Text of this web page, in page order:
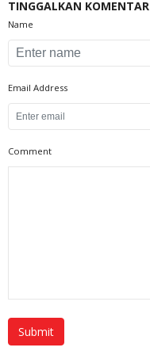
TINGGALKAN KOMENTAR
Name
Email Address
Comment